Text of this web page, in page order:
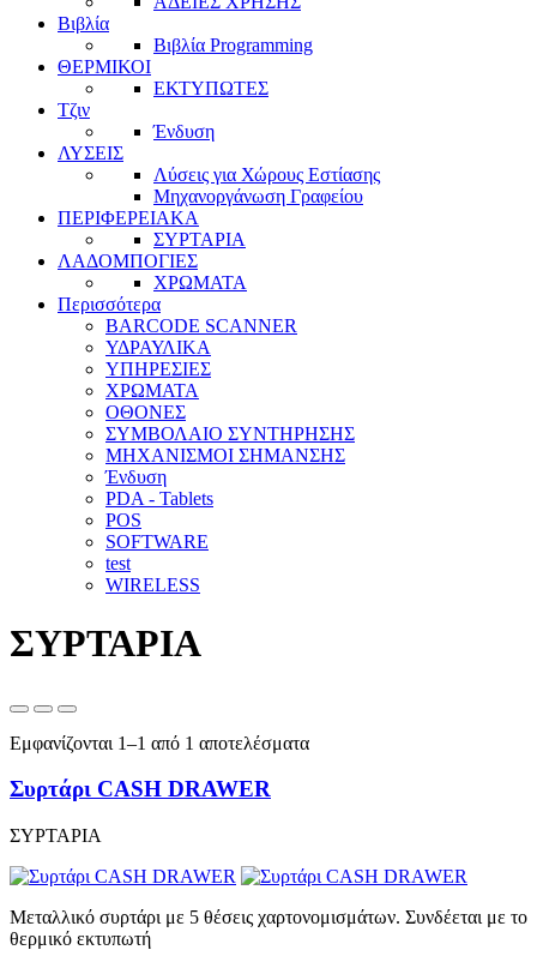
Βιβλία
Βιβλία Programming
ΘΕΡΜΙΚΟΙ
ΕΚΤΥΠΩΤΕΣ
Τζιν
Ένδυση
ΛΥΣΕΙΣ
Λύσεις για Χώρους Εστίασης
Μηχανοργάνωση Γραφείου
ΠΕΡΙΦΕΡΕΙΑΚΑ
ΣΥΡΤΑΡΙΑ
ΛΑΔΟΜΠΟΓΙΕΣ
ΧΡΩΜΑΤΑ
Περισσότερα
BARCODE SCANNER
ΥΔΡΑΥΛΙΚΑ
ΥΠΗΡΕΣΙΕΣ
ΧΡΩΜΑΤΑ
ΟΘΟΝΕΣ
ΣΥΜΒΟΛΑΙΟ ΣΥΝΤΗΡΗΣΗΣ
ΜΗΧΑΝΙΣΜΟΙ ΣΗΜΑΝΣΗΣ
Ένδυση
PDA - Tablets
POS
SOFTWARE
test
WIRELESS
ΣΥΡΤΑΡΙΑ
Εμφανίζονται 1–1 από 1 αποτελέσματα
Συρτάρι CASH DRAWER
ΣΥΡΤΑΡΙΑ
Μεταλλικό συρτάρι με 5 θέσεις χαρτονομισμάτων. Συνδέεται με το
θερμικό εκτυπωτή